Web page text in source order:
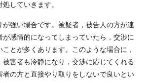
していきます。
強い場合です。被疑者，被告人の方が連
感情的になってしまっていたら，交渉に
とが多くあります。このような場合に，
害者も冷静になり，交渉に応じてくれる
者の方と直接やり取りをしないで良いとい